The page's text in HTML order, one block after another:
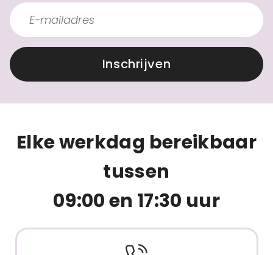
Inschrijven
Elke werkdag bereikbaar
tussen
09:00 en 17:30 uur